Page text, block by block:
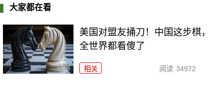
大家都在看
美国对盟友捅刀！中国这步棋，
全世界都看傻了
相关 阅读 34972